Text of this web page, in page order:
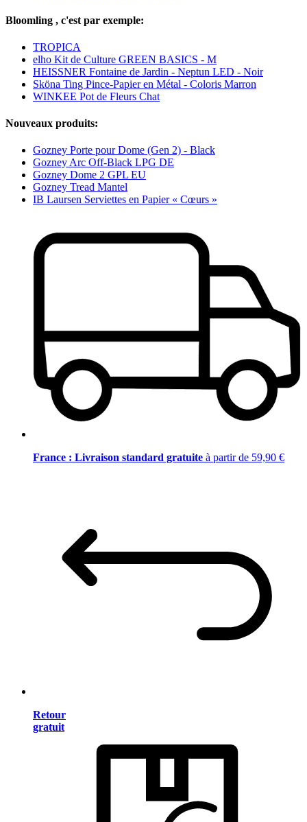
Bloomling , c'est par exemple:
TROPICA
elho Kit de Culture GREEN BASICS - M
HEISSNER Fontaine de Jardin - Neptun LED - Noir
Sköna Ting Pince-Papier en Métal - Coloris Marron
WINKEE Pot de Fleurs Chat
Nouveaux produits:
Gozney Porte pour Dome (Gen 2) - Black
Gozney Arc Off-Black LPG DE
Gozney Dome 2 GPL EU
Gozney Tread Mantel
IB Laursen Serviettes en Papier « Cœurs »
France : Livraison standard gratuite à partir de 59,90 €
Retour
gratuit